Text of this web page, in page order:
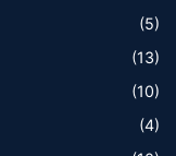
(5)
(13)
(10)
(4)